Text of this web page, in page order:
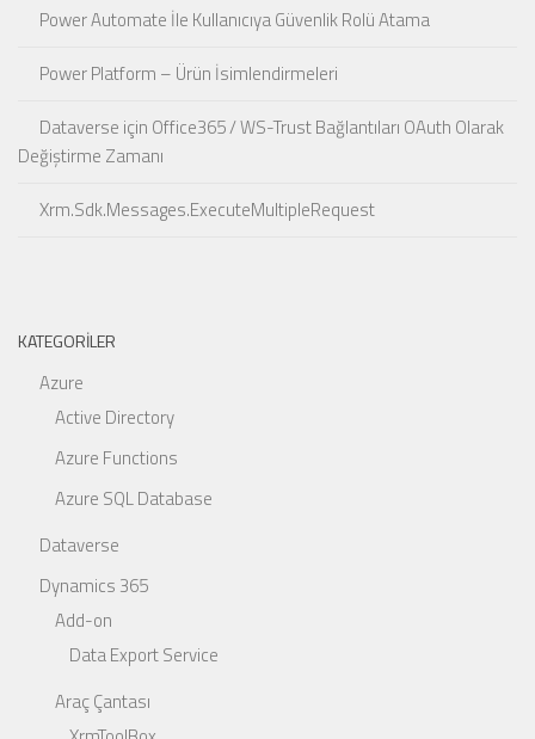
Power Automate İle Kullanıcıya Güvenlik Rolü Atama
Power Platform – Ürün İsimlendirmeleri
Dataverse için Office365 / WS-Trust Bağlantıları OAuth Olarak
Değiştirme Zamanı
Xrm.Sdk.Messages.ExecuteMultipleRequest
KATEGORILER
Azure
Active Directory
Azure Functions
Azure SQL Database
Dataverse
Dynamics 365
Add-on
Data Export Service
Araç Çantası